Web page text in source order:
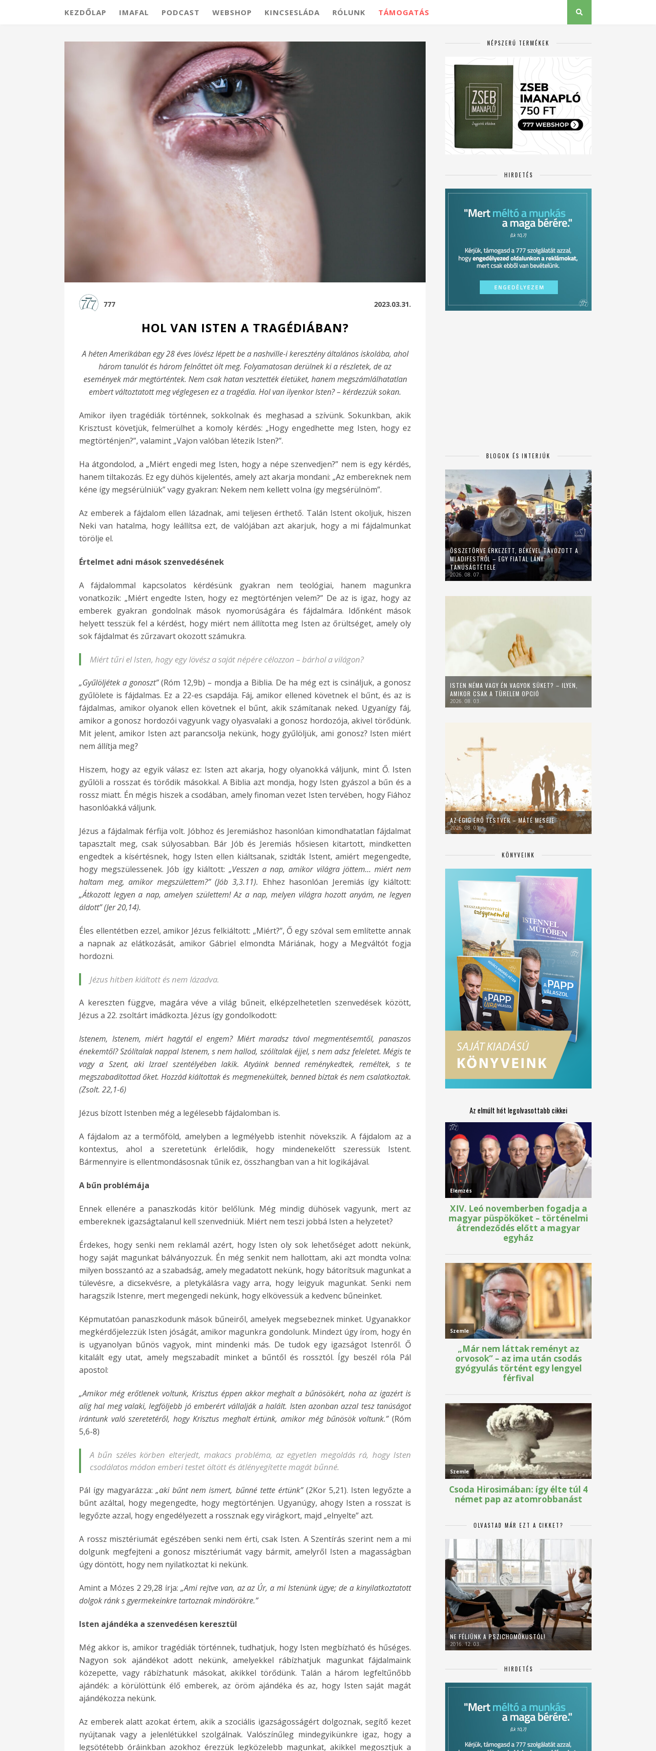
KEZDŐLAP IMAFAL PODCAST WEBSHOP KINCSESLÁDA RÓLUNK TÁMOGATÁS
777 2023.03.31.
HOL VAN ISTEN A TRAGÉDIÁBAN?
A héten Amerikában egy 28 éves lövész lépett be a nashville-i keresztény általános iskolába, ahol
három tanulót és három felnőttet ölt meg. Folyamatosan derülnek ki a részletek, de az
események már megtörténtek. Nem csak hatan vesztették életüket, hanem megszámlálhatatlan
embert változtatott meg véglegesen ez a tragédia. Hol van ilyenkor Isten? – kérdezzük sokan.
Amikor ilyen tragédiák történnek, sokkolnak és meghasad a szívünk. Sokunkban, akik
Krisztust követjük, felmerülhet a komoly kérdés: „Hogy engedhette meg Isten, hogy ez
megtörténjen?”, valamint „Vajon valóban létezik Isten?”.
Ha átgondolod, a „Miért engedi meg Isten, hogy a népe szenvedjen?” nem is egy kérdés,
hanem tiltakozás. Ez egy dühös kijelentés, amely azt akarja mondani: „Az embereknek nem
kéne így megsérülniük” vagy gyakran: Nekem nem kellett volna így megsérülnöm”.
Az emberek a fájdalom ellen lázadnak, ami teljesen érthető. Talán Istent okoljuk, hiszen
Neki van hatalma, hogy leállítsa ezt, de valójában azt akarjuk, hogy a mi fájdalmunkat
törölje el.
Értelmet adni mások szenvedésének
A fájdalommal kapcsolatos kérdésünk gyakran nem teológiai, hanem magunkra
vonatkozik: „Miért engedte Isten, hogy ez megtörténjen velem?” De az is igaz, hogy az
emberek gyakran gondolnak mások nyomorúságára és fájdalmára. Időnként mások
helyett tesszük fel a kérdést, hogy miért nem állította meg Isten az őrültséget, amely oly
sok fájdalmat és zűrzavart okozott számukra.
Miért tűri el Isten, hogy egy lövész a saját népére célozzon – bárhol a világon?
„Gyűlöljétek a gonoszt”(Róm 12,9b) – mondja a Biblia. De ha még ezt is csináljuk, a gonosz
gyűlölete is fájdalmas. Ez a 22-es csapdája. Fáj, amikor ellened követnek el bűnt, és az is
fájdalmas, amikor olyanok ellen követnek el bűnt, akik számítanak neked. Ugyanígy fáj,
amikor a gonosz hordozói vagyunk vagy olyasvalaki a gonosz hordozója, akivel törődünk.
Mit jelent, amikor Isten azt parancsolja nekünk, hogy gyűlöljük, ami gonosz? Isten miért
nem állítja meg?
Hiszem, hogy az egyik válasz ez: Isten azt akarja, hogy olyanokká váljunk, mint Ő. Isten
gyűlöli a rosszat és törődik másokkal. A Biblia azt mondja, hogy Isten gyászol a bűn és a
rossz miatt. Én mégis hiszek a csodában, amely finoman vezet Isten tervében, hogy Fiához
hasonlóakká váljunk.
Jézus a fájdalmak férfija volt. Jóbhoz és Jeremiáshoz hasonlóan kimondhatatlan fájdalmat
tapasztalt meg, csak súlyosabban. Bár Jób és Jeremiás hősiesen kitartott, mindketten
engedtek a kísértésnek, hogy Isten ellen kiáltsanak, szidták Istent, amiért megengedte,
hogy megszülessenek. Jób így kiáltott: „Vesszen a nap, amikor világra jöttem… miért nem
haltam meg, amikor megszülettem?” (Jób 3,3.11). Ehhez hasonlóan Jeremiás így kiáltott:
„Átkozott legyen a nap, amelyen születtem! Az a nap, melyen világra hozott anyám, ne legyen
áldott” (Jer 20,14).
Éles ellentétben ezzel, amikor Jézus felkiáltott: „Miért?”, Ő egy szóval sem említette annak
a napnak az elátkozását, amikor Gábriel elmondta Máriának, hogy a Megváltót fogja
hordozni.
Jézus hitben kiáltott és nem lázadva.
A kereszten függve, magára véve a világ bűneit, elképzelhetetlen szenvedések között,
Jézus a 22. zsoltárt imádkozta. Jézus így gondolkodott:
Istenem, Istenem, miért hagytál el engem? Miért maradsz távol megmentésemtől, panaszos
énekemtől? Szólítalak nappal Istenem, s nem hallod, szólítalak éjjel, s nem adsz feleletet. Mégis te
vagy a Szent, aki Izrael szentélyében lakik. Atyáink benned reménykedtek, reméltek, s te
megszabadítottad őket. Hozzád kiáltottak és megmenekültek, benned bíztak és nem csalatkoztak.
(Zsolt. 22,1-6)
Jézus bízott Istenben még a legélesebb fájdalomban is.
A fájdalom az a termőföld, amelyben a legmélyebb istenhit növekszik. A fájdalom az a
kontextus, ahol a szeretetünk érlelődik, hogy mindenekelőtt szeressük Istent.
Bármennyire is ellentmondásosnak tűnik ez, összhangban van a hit logikájával.
A bűn problémája
Ennek ellenére a panaszkodás kitör belőlünk. Még mindig dühösek vagyunk, mert az
embereknek igazságtalanul kell szenvedniük. Miért nem teszi jobbá Isten a helyzetet?
Érdekes, hogy senki nem reklamál azért, hogy Isten oly sok lehetőséget adott nekünk,
hogy saját magunkat bálványozzuk. Én még senkit nem hallottam, aki azt mondta volna:
milyen bosszantó az a szabadság, amely megadatott nekünk, hogy bátorítsuk magunkat a
túlevésre, a dicsekvésre, a pletykálásra vagy arra, hogy leigyuk magunkat. Senki nem
haragszik Istenre, mert megengedi nekünk, hogy elkövessük a kedvenc bűneinket.
Képmutatóan panaszkodunk mások bűneiről, amelyek megsebeznek minket. Ugyanakkor
megkérdőjelezzük Isten jóságát, amikor magunkra gondolunk. Mindezt úgy írom, hogy én
is ugyanolyan bűnös vagyok, mint mindenki más. De tudok egy igazságot Istenről. Ő
kitalált egy utat, amely megszabadít minket a bűntől és rossztól. Így beszél róla Pál
apostol:
„Amikor még erőtlenek voltunk, Krisztus éppen akkor meghalt a bűnösökért, noha az igazért is
alig hal meg valaki, legföljebb jó emberért vállalják a halált. Isten azonban azzal tesz tanúságot
irántunk való szeretetéről, hogy Krisztus meghalt értünk, amikor még bűnösök voltunk.”(Róm
5,6-8)
A bűn széles körben elterjedt, makacs probléma, az egyetlen megoldás rá, hogy Isten
csodálatos módon emberi testet öltött és átlényegítette magát bűnné.
Pál így magyarázza:„aki bűnt nem ismert, bűnné tette értünk”(2Kor 5,21). Isten legyőzte a
bűnt azáltal, hogy megengedte, hogy megtörténjen. Ugyanúgy, ahogy Isten a rosszat is
legyőzte azzal, hogy engedélyezett a rossznak egy virágkort, majd „elnyelte” azt.
A rossz misztériumát egészében senki nem érti, csak Isten. A Szentírás szerint nem a mi
dolgunk megfejteni a gonosz misztériumát vagy bármit, amelyről Isten a magasságban
úgy döntött, hogy nem nyilatkoztat ki nekünk.
Amint a Mózes 2 29,28 írja: „Ami rejtve van, az az Úr, a mi Istenünk ügye; de a kinyilatkoztatott
dolgok ránk s gyermekeinkre tartoznak mindörökre.”
Isten ajándéka a szenvedésen keresztül
Még akkor is, amikor tragédiák történnek, tudhatjuk, hogy Isten megbízható és hűséges.
Nagyon sok ajándékot adott nekünk, amelyekkel rábízhatjuk magunkat fájdalmaink
közepette, vagy rábízhatunk másokat, akikkel törődünk. Talán a három legfeltűnőbb
ajándék: a körülöttünk élő emberek, az öröm ajándéka és az, hogy Isten saját magát
ajándékozza nekünk.
Az emberek alatt azokat értem, akik a szociális igazságosságért dolgoznak, segítő kezet
nyújtanak vagy a jelenlétükkel szolgálnak. Valószínűleg mindegyikünkre igaz, hogy a
legsötétebb óráinkban azokhoz érezzük legközelebb magunkat, akikkel megosztjuk a
NÉPSZERŰ TERMÉKEK
HIRDETÉS
BLOGOK ÉS INTERJÚK
ÖSSZETÖRVE ÉRKEZETT, BÉKÉVEL TÁVOZOTT A
MLADIFESTRŐL – EGY FIATAL LÁNY
TANÚSÁGTÉTELE
2026. 08. 07.
ISTEN NÉMA VAGY ÉN VAGYOK SÜKET? – ILYEN,
AMIKOR CSAK A TÜRELEM OPCIÓ
2026. 08. 03.
AZ ÉGIG ÉRŐ TESTVÉR – MÁTÉ MESÉJE
2026. 08. 01.
KÖNYVEINK
Az elmúlt hét legolvasottabb cikkei
OLVASTAD MÁR EZT A CIKKET?
NE FÉLJÜNK A PSZICHOMÓKUSTÓL!
2016. 12. 03.
HIRDETÉS